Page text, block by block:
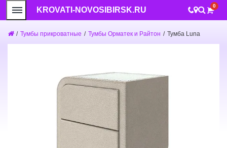
KROVATI-NOVOSIBIRSK.RU 0
/ Тумбы прикроватные / Тумбы Орматек и Райтон / Тумба Luna